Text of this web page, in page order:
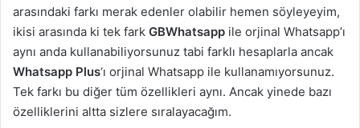
arasındaki farkı merak edenler olabilir hemen söyleyeyim,
ikisi arasında ki tek fark GBWhatsapp ile orjinal Whatsapp’ı
aynı anda kullanabiliyorsunuz tabi farklı hesaplarla ancak
Whatsapp Plus‘ı orjinal Whatsapp ile kullanamıyorsunuz.
Tek farkı bu diğer tüm özellikleri aynı. Ancak yinede bazı
özelliklerini altta sizlere sıralayacağım.